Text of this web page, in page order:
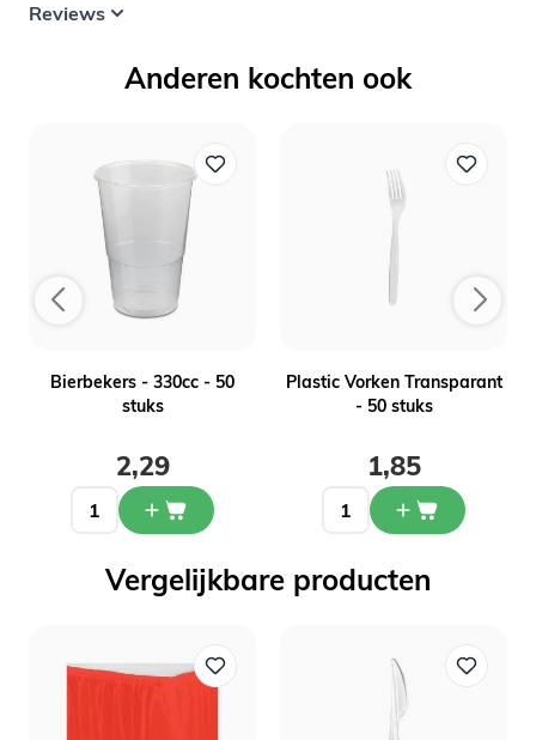
Reviews
Anderen kochten ook
Bierbekers - 330cc - 50
stuks
2,29
Plastic Vorken Transparant
- 50 stuks
1,85
Vergelijkbare producten